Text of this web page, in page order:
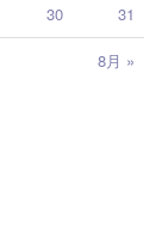
8月 »
30 31